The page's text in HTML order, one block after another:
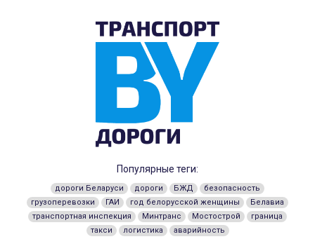
Популярные теги:
дороги Беларуси дороги БЖД
безопасность
грузоперевозки
ГАИ год белорусской женщины
Белавиа
транспортная инспекция
Минтранс Мостострой
граница
такси
логистика аварийность